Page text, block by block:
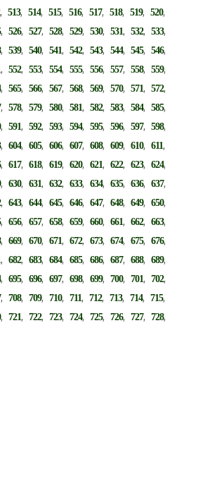
,513,514,515,516,517,518,519,520,
,526,527,528,529,530,531,532,533,
,539,540,541,542,543,544,545,546,
,552,553,554,555,556,557,558,559,
,565,566,567,568,569,570,571,572,
,578,579,580,581,582,583,584,585,
,591,592,593,594,595,596,597,598,
,604,605,606,607,608,609,610,611,
,617,618,619,620,621,622,623,624,
,630,631,632,633,634,635,636,637,
,643,644,645,646,647,648,649,650,
,656,657,658,659,660,661,662,663,
,669,670,671,672,673,674,675,676,
,682,683,684,685,686,687,688,689,
,695,696,697,698,699,700,701,702,
,708,709,710,711,712,713,714,715,
,721,722,723,724,725,726,727,728,